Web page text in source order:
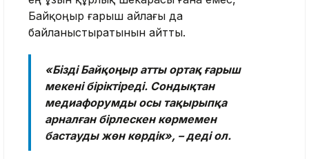
Байқоңыр ғарыш айлағы да
байланыстыратынын айтты.
«Бізді Байқоңыр атты ортақ ғарыш
мекені біріктіреді. Сондықтан
медиафорумды осы тақырыпқа
арналған бірлескен көрмемен
бастауды жөн көрдік», – деді ол.